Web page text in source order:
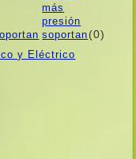
(0)
y Eléctrico